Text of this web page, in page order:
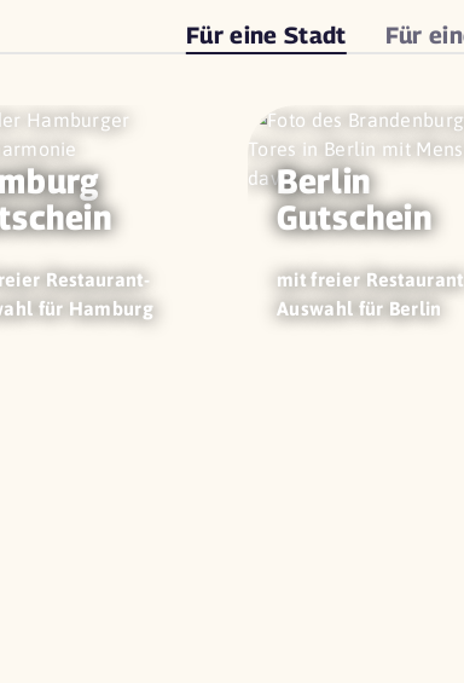
Für eineStadt Für
Restaurant-
für Hamburg
Berlin
Gutschein
mit freier
Auswahl für Berlin